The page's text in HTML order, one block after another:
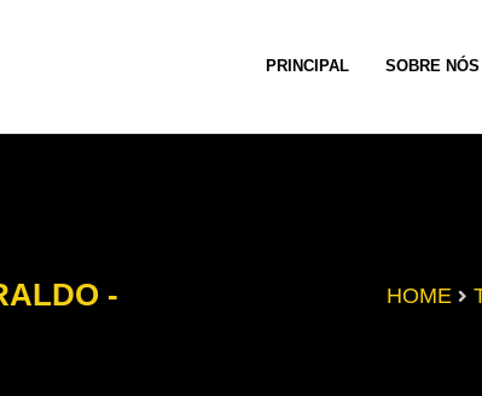
PRINCIPAL SOBRE NÓS
-
HOME